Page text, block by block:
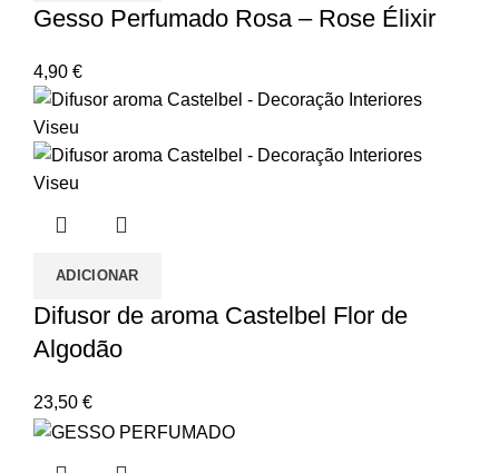
Gesso Perfumado Rosa – Rose Élixir
4,90 €
ADICIONAR
Difusor de aroma Castelbel Flor de
Algodão
23,50 €